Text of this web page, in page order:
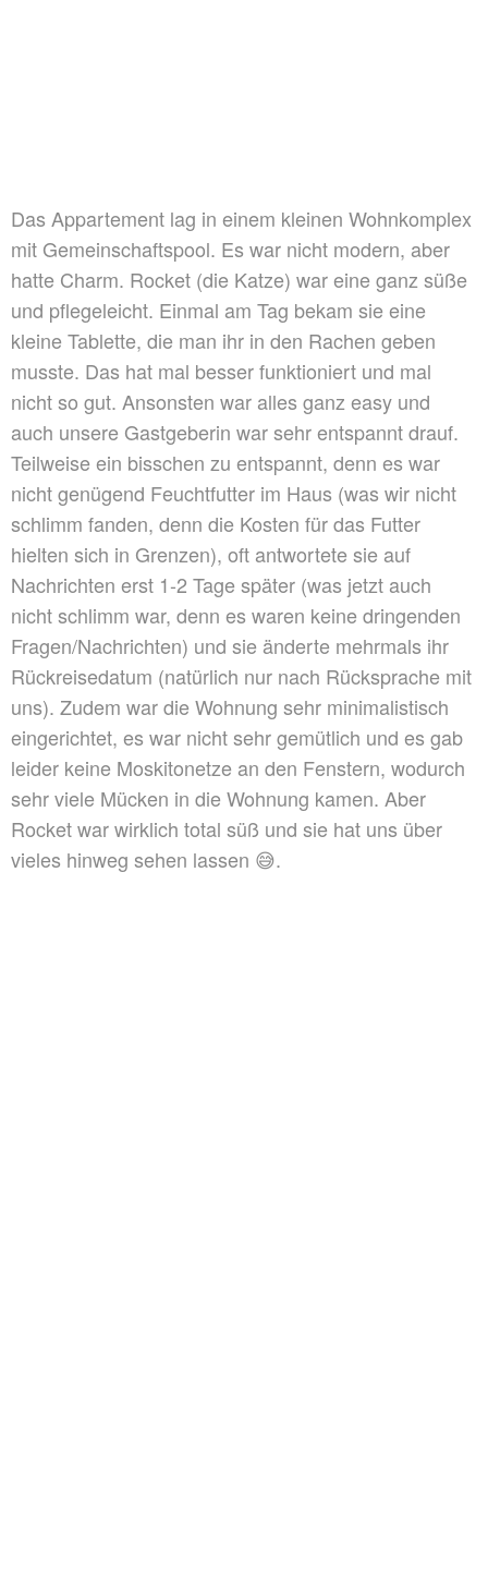
Das Appartement lag in einem kleinen Wohnkomplex
mit Gemeinschaftspool. Es war nicht modern, aber
hatte Charm. Rocket (die Katze) war eine ganz süße
und pflegeleicht. Einmal am Tag bekam sie eine
kleine Tablette, die man ihr in den Rachen geben
musste. Das hat mal besser funktioniert und mal
nicht so gut. Ansonsten war alles ganz easy und
auch unsere Gastgeberin war sehr entspannt drauf.
Teilweise ein bisschen zu entspannt, denn es war
nicht genügend Feuchtfutter im Haus (was wir nicht
schlimm fanden, denn die Kosten für das Futter
hielten sich in Grenzen), oft antwortete sie auf
Nachrichten erst 1-2 Tage später (was jetzt auch
nicht schlimm war, denn es waren keine dringenden
Fragen/Nachrichten) und sie änderte mehrmals ihr
Rückreisedatum (natürlich nur nach Rücksprache mit
uns). Zudem war die Wohnung sehr minimalistisch
eingerichtet, es war nicht sehr gemütlich und es gab
leider keine Moskitonetze an den Fenstern, wodurch
sehr viele Mücken in die Wohnung kamen. Aber
Rocket war wirklich total süß und sie hat uns über
vieles hinweg sehen lassen 😅.